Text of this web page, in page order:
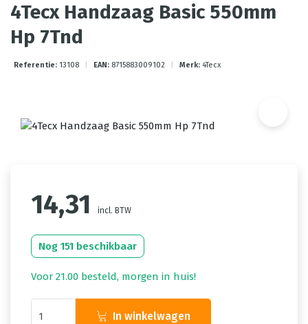
4Tecx Handzaag Basic 550mm
Hp 7Tnd
Referentie: 13108 EAN: 8715883009102 Merk: 4Tecx
14,31 incl. BTW
Nog 151 beschikbaar
Voor 21.00 besteld, morgen in huis!
In winkelwagen